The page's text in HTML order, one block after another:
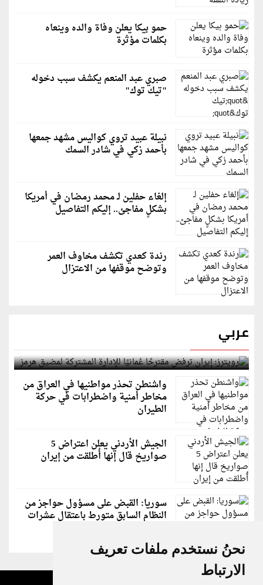
نحنُ نستخدم ملفات تعريف
الارتباط
حمو بيكا يعلن وفاة والده وينعاه
بكلمات مؤثرة
صبري عبد المنعم يكشف سبب دخوله
"تيك توك"
نبيلة عبيد تروي كواليس مشهد جمعها
بأحمد زكي في شادر السمك
إلغاء حفلين لـ محمد رمضان في أمريكا
بشكلٍ مفاجئ.. إليكم التفاصيل
رندة كعدي تكشف مخاوف العمر
وتوضح موقفها من الاعتزال
عربي
رويترز: إيران ترفض مقترحًا عُمانيًا للإدارة المشتركة
لمضيق هرمز
واشنطن تحذر مواطنيها في العراق من
مخاطر أمنية واضطرابات في حركة
الطيران
الجيش الأردني يعلن اعتراض 5
صواريخ قال إنها أُطلقت من إيران
سوريا: القبض على مسؤول حواجز من
النظام السابق متورط باعتقال عشرات